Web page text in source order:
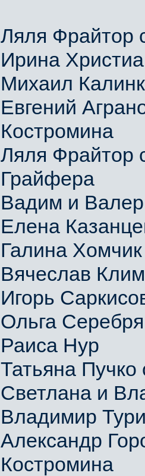
Ляля Фрайтор
Ирина
Михаил
Евгений
Костромина
Ляля Фрайтор
Грайфера
Вадим и
Елена
Галина Хомчик
Вячеслав
Игорь
Ольга
Раиса Нур
Татьяна Пучко
Светлана и
Владимир
Александр
Костромина